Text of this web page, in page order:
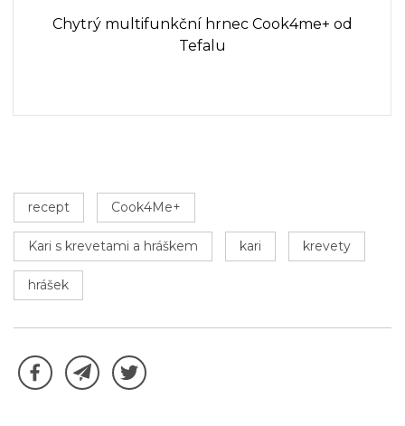
Chytrý multifunkční hrnec Cook4me+ od
Tefalu
recept Cook4Me+
Kari s krevetami a hráškem kari krevety
hrášek